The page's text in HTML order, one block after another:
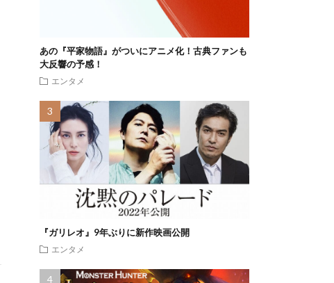
あの『平家物語』がついにアニメ化！古典ファンも
大反響の予感！
エンタメ
『ガリレオ』9年ぶりに新作映画公開
エンタメ